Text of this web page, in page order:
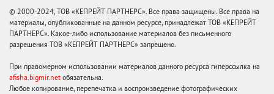
© 2000-2024, ТОВ «КЕПРЕЙТ ПАРТНЕРС». Все права защищены. Все права на
материалы, опубликованные на данном ресурсе, принадлежат ТОВ «КЕПРЕЙТ
ПАРТНЕРС». Какое-либо использование материалов без письменного
разрешения ТОВ «КЕПРЕЙТ ПАРТНЕРС» запрещено.
При правомерном использовании материалов данного ресурса гиперссылка на
afisha.bigmir.net обязательна.
Любое копирование, перепечатка и воспроизведение фотографических